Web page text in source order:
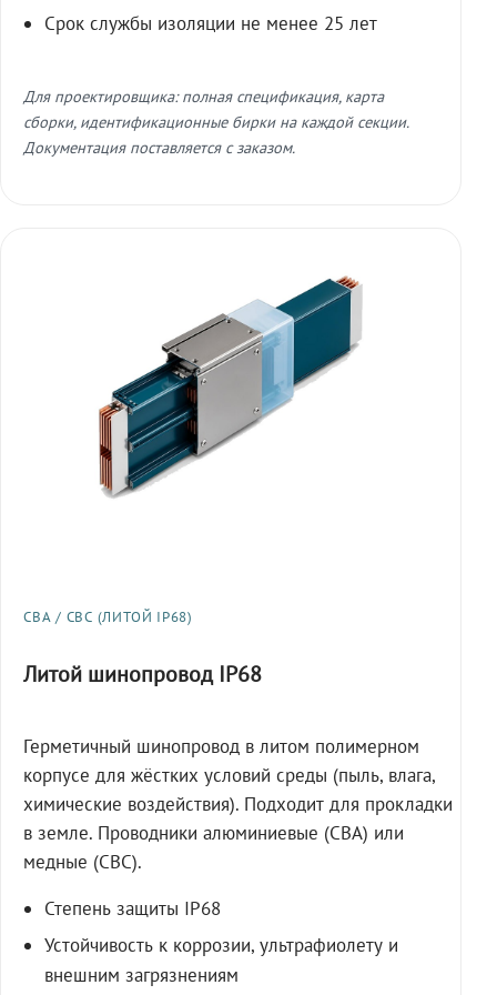
Срок службы изоляции не менее 25 лет
Для проектировщика: полная спецификация, карта
сборки, идентификационные бирки на каждой секции.
Документация поставляется с заказом.
СВА / СВС (ЛИТОЙ IP68)
Литой шинопровод IP68
Герметичный шинопровод в литом полимерном
корпусе для жёстких условий среды (пыль, влага,
химические воздействия). Подходит для прокладки
в земле. Проводники алюминиевые (СВА) или
медные (СВС).
Степень защиты IP68
Устойчивость к коррозии, ультрафиолету и
внешним загрязнениям